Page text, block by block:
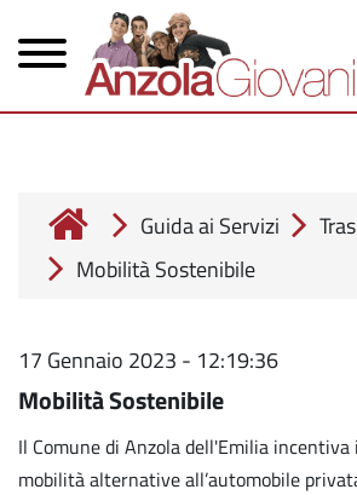
contenuto
principale
principale
Guida ai Servizi
Mobilità Sostenibile
17 Gennaio 2023 - 12:19:36
Mobilità Sostenibile
Il Comune di Anzola dell'Emilia
mobilità alternative all’automobile